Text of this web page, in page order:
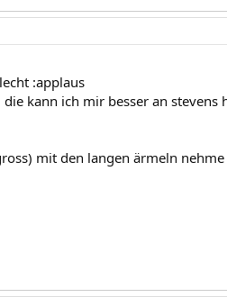
:applaus
kann ich mir besser an stevens
mit den langen ärmeln